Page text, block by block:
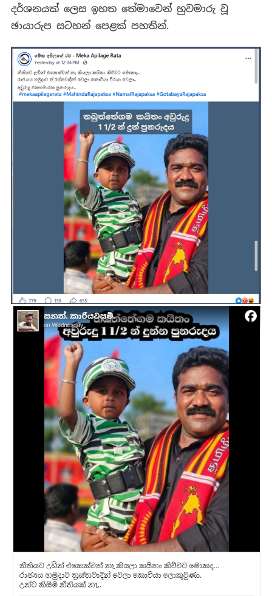
දර්ශනයක් ලෙස ඉහත තේමාවෙන් හුවමාරු වූ
ඡායාරුප සටහන් පෙළක් පහතින්.